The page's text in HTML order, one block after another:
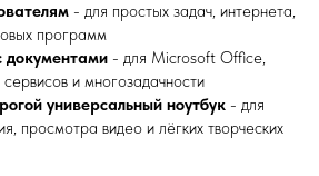
- для простых задач, интернета,
программ
документами - для Microsoft Office,
и многозадачности
универсальный ноутбук - для
просмотра видео и лёгких творческих